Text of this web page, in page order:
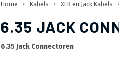
Home Kabels XLR en Jack Kabels
6.35 JACK
6.35 Jack Connectoren